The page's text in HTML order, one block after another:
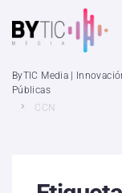
ByTIC Media |
Públicas
CCN